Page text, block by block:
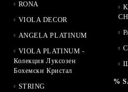
RONA
VIOLA DECOR
ANGELA PLATINUM
VIOLA PLATINUM -
Колекция Луксозен
Бохемски Кристал
STRING
%